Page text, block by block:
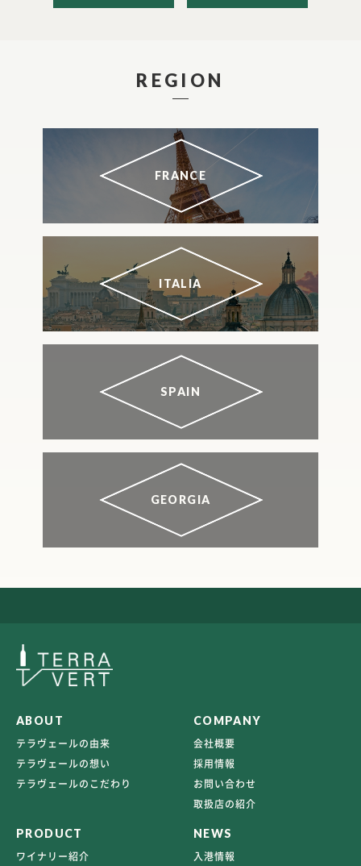
REGION
FRANCE
ITALIA
SPAIN
GEORGIA
ABOUT
テラヴェールの由来
テラヴェールの想い
テラヴェールのこだわり
COMPANY
会社概要
採用情報
お問い合わせ
取扱店の紹介
PRODUCT
ワイナリー紹介
NEWS
入港情報